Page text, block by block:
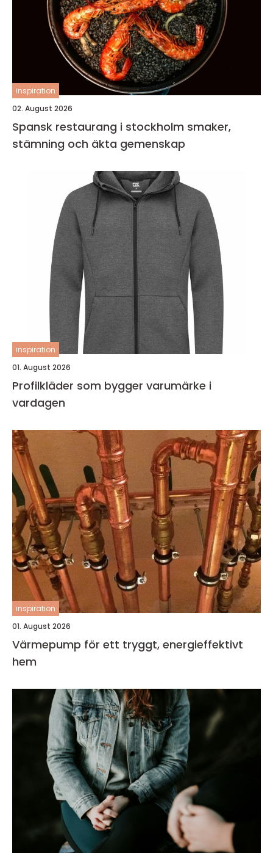
inspiration
02. August 2026
Spansk restaurang i stockholm smaker,
stämning och äkta gemenskap
inspiration
01. August 2026
Profilkläder som bygger varumärke i
vardagen
inspiration
01. August 2026
Värmepump för ett tryggt, energieffektivt
hem